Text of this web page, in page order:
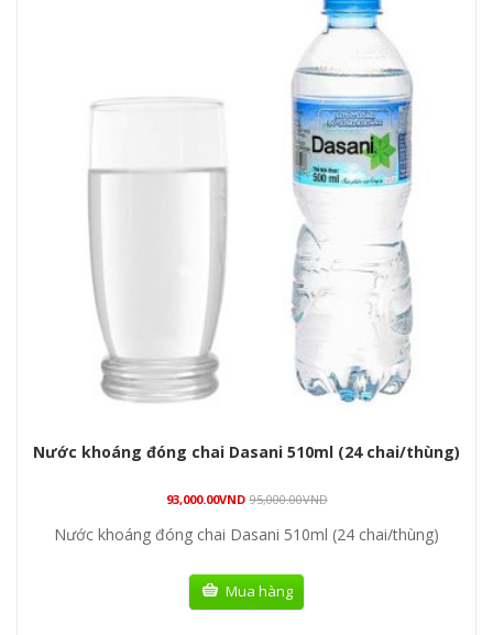
Nước khoáng đóng chai Dasani 510ml (24 chai/thùng)
93,000.00VND 95,000.00VND
Nước khoáng đóng chai Dasani 510ml (24 chai/thùng)
Mua hàng